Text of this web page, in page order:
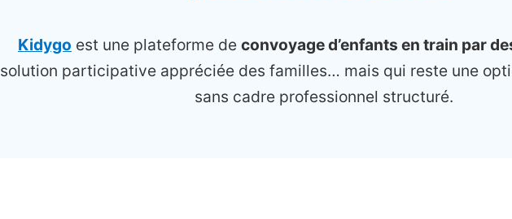
Kidygo est une plateforme de convoyage d’enfants en train par
solution participative appréciée des familles… mais qui reste une
sans cadre professionnel structuré.